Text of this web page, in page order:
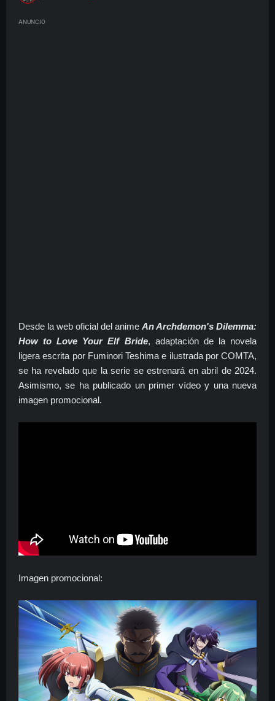
ANUNCIO
Desde la web oficial del anime An Archdemon's Dilemma:
How to Love Your Elf Bride, adaptación de la novela
ligera escrita por Fuminori Teshima e ilustrada por COMTA,
se ha revelado que la serie se estrenará en abril de 2024.
Asimismo, se ha publicado un primer vídeo y una nueva
imagen promocional.
Imagen promocional: